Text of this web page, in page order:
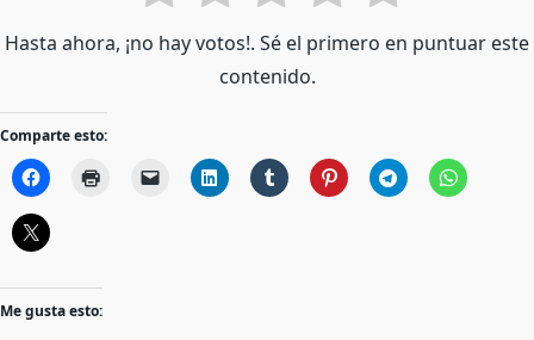
Hasta ahora, ¡no hay votos!. Sé el primero en puntuar este
contenido.
Comparte esto:
Me gusta esto: